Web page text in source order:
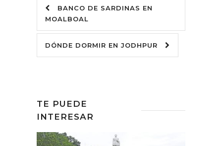
BANCO DE SARDINAS EN
MOALBOAL
DÓNDE DORMIR EN JODHPUR
TE PUEDE
INTERESAR